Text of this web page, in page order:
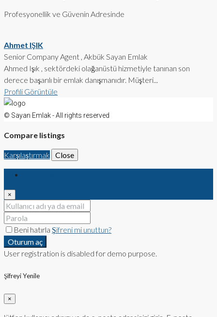
Profesyonellik ve Güvenin Adresinde
Ahmet IŞIK
Senior Company Agent , Akbük Sayan Emlak
Ahmed Işık , sektördeki olağanüstü hizmetiyle tanınan son
derece başarılı bir emlak danışmanıdır. Müşteri...
Profili Görüntüle
© Sayan Emlak - All rights reserved
Compare listings
Karşılaştırmak Close
×
Beni hatırla Şifreni mi unuttun?
Oturum aç
User registration is disabled for demo purpose.
Şifreyi Yenile
×